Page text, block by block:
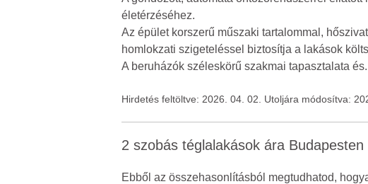
életérzéséhez.
Az épület korszerű műszaki tartalommal,
homlokzati szigeteléssel biztosítja a lakások
A beruházók széleskörű szakmai tapasztalata és
Hirdetés feltöltve: 2026. 04. 02. Utoljára módosítva:
2 szobás téglalakások ára Budapesten
Ebből az összehasonlításból megtudhatod,